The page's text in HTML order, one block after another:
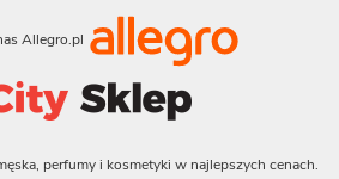
Allegro.pl
perfumy i kosmetyki w najlepszych cenach.